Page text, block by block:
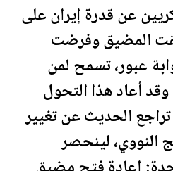
عن قدرة إيران على
المضيق وفرضت
عبور، تسمح لمن
أعاد هذا التحول
الحديث عن تغيير
النووي، لينحصر